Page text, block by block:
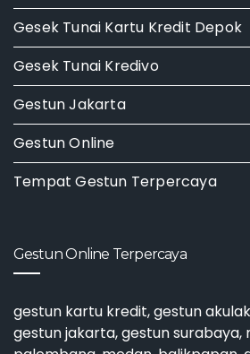
Gesek Tunai Kartu Kredit Depok
Gesek Tunai Kredivo
Gestun Jakarta
Gestun Online
Tempat Gestun Terpercaya
Gestun Online Terpercaya
gestun kartu kredit,gestun
gestun jakarta,gestun surabaya,